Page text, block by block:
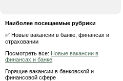
Наиболее посещаемые рубрики
✅ Новые вакансии в банке, финансах и
страховании
Посмотреть все: Новые вакансии в
финансах и банке
Горящие вакансии в банковской и
финансовой сфере